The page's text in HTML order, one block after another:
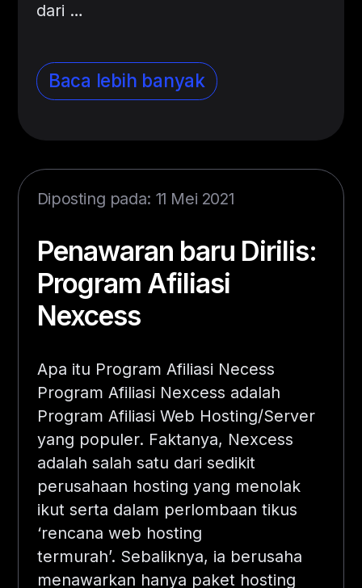
dari …
Baca lebih banyak
Diposting pada: 11 Mei 2021
Penawaran baru Dirilis:
Program Afiliasi
Nexcess
Apa itu Program Afiliasi Necess
Program Afiliasi Nexcess adalah
Program Afiliasi Web Hosting/Server
yang populer. Faktanya, Nexcess
adalah salah satu dari sedikit
perusahaan hosting yang menolak
ikut serta dalam perlombaan tikus
‘rencana web hosting
termurah’. Sebaliknya, ia berusaha
menawarkan hanya paket hosting